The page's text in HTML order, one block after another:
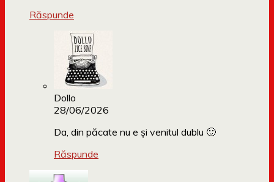
Răspunde
Dollo
28/06/2026
Da, din păcate nu e și venitul dublu 🙂
Răspunde